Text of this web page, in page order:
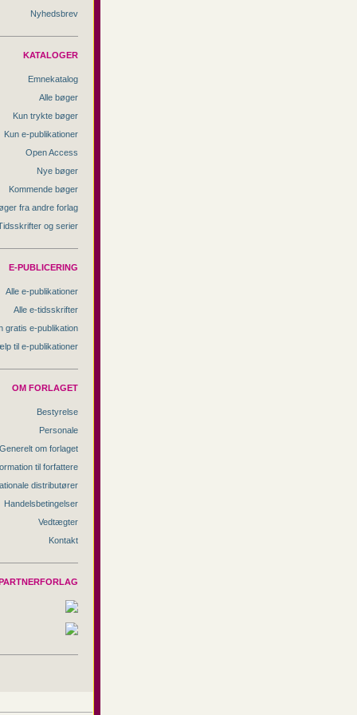
Nyhedsbrev
KATALOGER
Emnekatalog
Alle bøger
Kun trykte bøger
Kun e-publikationer
Open Access
Nye bøger
Kommende bøger
fra andre forlag
og serier
E-PUBLICERING
Alle e-publikationer
Alle e-tidsskrifter
gratis e-publikation
til e-publikationer
OM FORLAGET
Bestyrelse
Personale
Generelt om forlaget
til forfattere
distributører
Handelsbetingelser
Vedtægter
Kontakt